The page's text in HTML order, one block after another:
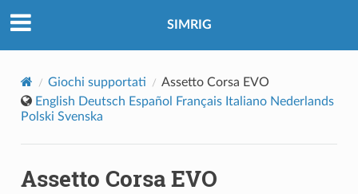
SIMRIG
Giochi supportati
Assetto Corsa EVO
English Deutsch Español Français Italiano Nederlands
Polski Svenska
Assetto Corsa EVO